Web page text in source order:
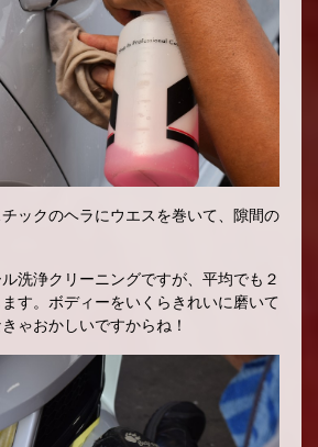
ックのヘラにウエスを巻いて、隙間の
洗浄クリーニングですが、平均でも２
す。ボディーをいくらきれいに磨いて
ゃおかしいですからね！